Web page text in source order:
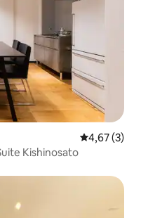
Évaluation
4,67 (3)
Kishinosato